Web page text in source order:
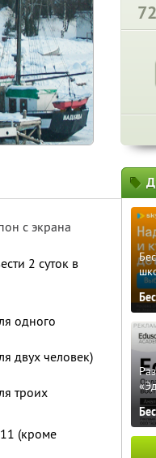
с экрана
2 суток в
одного
двух человек)
троих
(кроме